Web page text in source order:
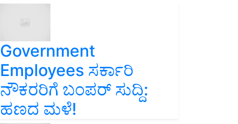
Government
Employees ಸರ್ಕಾರಿ
ನೌಕರರಿಗೆ ಬಂಪರ್‌ ಸುದ್ದಿ:
ಹಣದ ಮಳೆ!